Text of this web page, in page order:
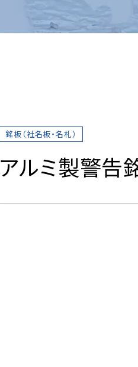
銘板（社名板・名札）
アルミ製警告